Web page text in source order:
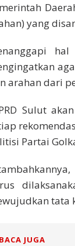
yang
arahan dari
Sulut
Partai
tata
BACA JUGA